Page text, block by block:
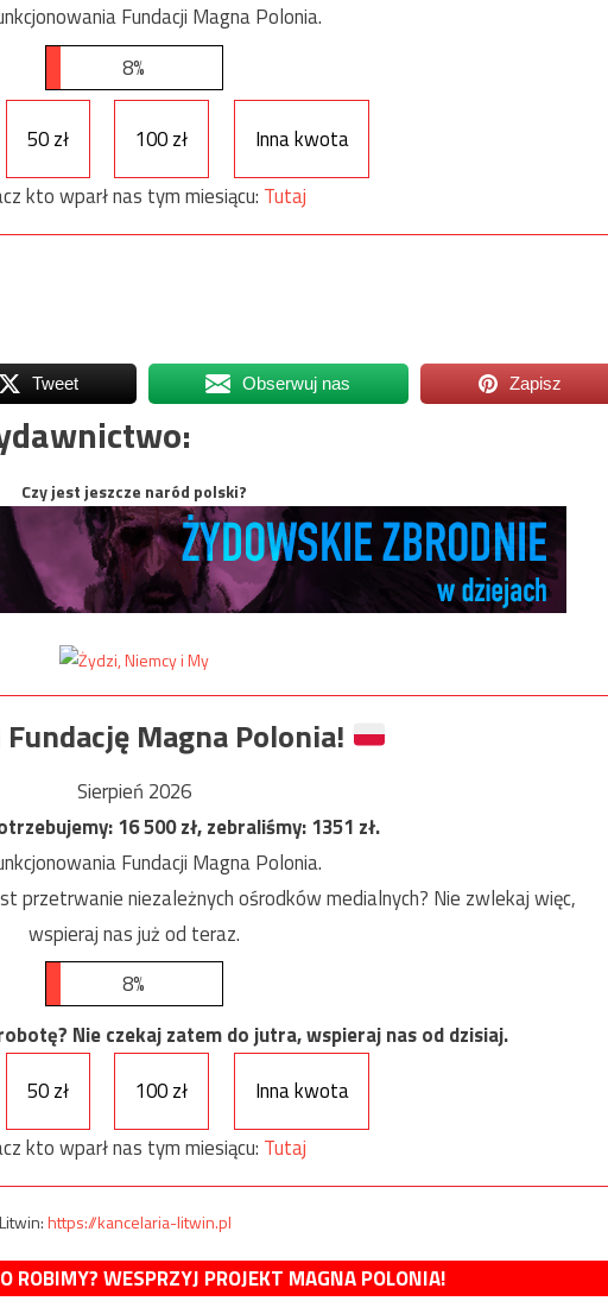
Fundacji Magna Polonia.
8%
50 zł 100 zł
Inna kwota
kto wparł nas tym miesiącu: Tutaj
Tweet Obserwuj nas Zapisz
Czy jest jeszcze naród polski?
Magna Polonia!
Sierpień 2026
16 500zł, zebraliśmy:1351 zł.
Fundacji Magna Polonia.
przetrwanie niezależnych ośrodków medialnych? Nie zwlekaj więc,
wspieraj nas już od teraz.
8%
Nie czekaj zatem do jutra, wspieraj nas od dzisiaj.
50 zł 100 zł
Inna kwota
kto wparł nas tym miesiącu: Tutaj
https://kancelaria-litwin.pl
ROBIMY? WESPRZYJ PROJEKT MAGNA POLONIA!